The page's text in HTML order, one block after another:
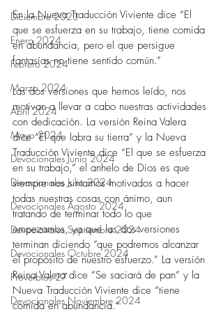
Diciembre 2023
Enero 2024
Febrero 2024
Marzo 2024
Abril 2024
Mayo 2024
Devocionales Junio 2024
Devocionales Julio 2024
Devocionales Agosto 2024
Devocionales Septiembre 2024
Devocionales Octubre 2024
Proverbios 27
Devocionales Noviembre 2024
En la Nueva Traducción Viviente dice “El
que se esfuerza en su trabajo, tiene comida
en abundancia, pero el que persigue
fantasías no tiene sentido común.”
Las dos versiones que hemos leído, nos
motivan a llevar a cabo nuestras actividades
con dedicación. La versión Reina Valera
dice “El que labra su tierra” y la Nueva
Traducción Viviente dice “El que se esfuerza
en su trabajo,” el anhelo de Dios es que
siempre nos sintamos motivados a hacer
todas nuestras cosas con ánimo, aun
tratando de terminar todo lo que
empezamos, ya que las dos versiones
terminan diciendo “que podremos alcanzar
el propósito de nuestro esfuerzo.” La versión
Reina Valera dice “Se saciará de pan” y la
Nueva Traducción Viviente dice “tiene
comida en abundancia.”